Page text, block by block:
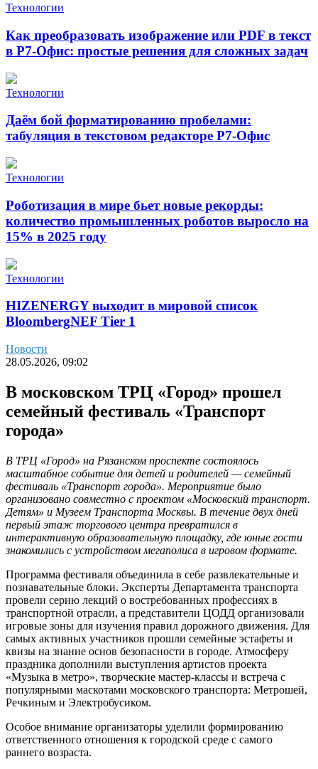
Технологии
Как преобразовать изображение или PDF в текст
в Р7-Офис: простые решения для сложных задач
Технологии
Даём бой форматированию пробелами:
табуляция в текстовом редакторе Р7-Офис
Технологии
Роботизация в мире бьет новые рекорды:
количество промышленных роботов выросло на
15% в 2025 году
Технологии
HIZENERGY выходит в мировой список
BloombergNEF Tier 1
Новости
28.05.2026, 09:02
В московском ТРЦ «Город» прошел
семейный фестиваль «Транспорт
города»
В ТРЦ «Город» на Рязанском проспекте состоялось
масштабное событие для детей и родителей — семейный
фестиваль «Транспорт города». Мероприятие было
организовано совместно с проектом «Московский транспорт.
Детям» и Музеем Транспорта Москвы. В течение двух дней
первый этаж торгового центра превратился в
интерактивную образовательную площадку, где юные гости
знакомились с устройством мегаполиса в игровом формате.
Программа фестиваля объединила в себе развлекательные и
познавательные блоки. Эксперты Департамента транспорта
провели серию лекций о востребованных профессиях в
транспортной отрасли, а представители ЦОДД организовали
игровые зоны для изучения правил дорожного движения. Для
самых активных участников прошли семейные эстафеты и
квизы на знание основ безопасности в городе. Атмосферу
праздника дополнили выступления артистов проекта
«Музыка в метро», творческие мастер-классы и встреча с
популярными маскотами московского транспорта: Метрошей,
Речкиным и Электробусиком.
Особое внимание организаторы уделили формированию
ответственного отношения к городской среде с самого
раннего возраста.